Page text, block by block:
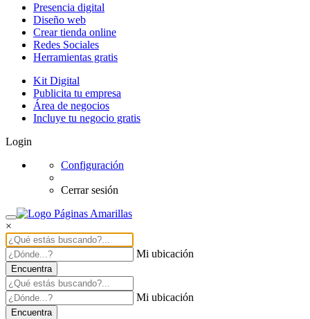
Presencia digital
Diseño web
Crear tienda online
Redes Sociales
Herramientas gratis
Kit Digital
Publicita tu empresa
Área de negocios
Incluye tu negocio gratis
Login
Configuración
Cerrar sesión
×
Mi ubicación
Encuentra
Mi ubicación
Encuentra